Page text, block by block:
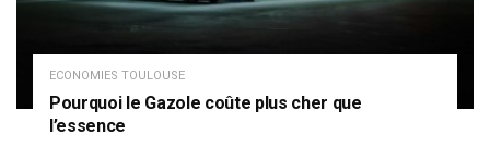
ECONOMIES TOULOUSE
Pourquoi le Gazole coûte plus cher que
l’essence